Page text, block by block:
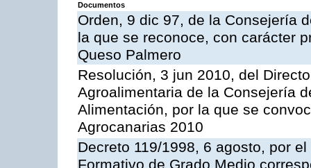
Documentos
Orden, 9 dic 97, de la Consejería
la que se reconoce, con carácter
Queso Palmero
Resolución, 3 jun 2010, del
Agroalimentaria de la Consejería
Alimentación, por la que se
Agrocanarias 2010
Decreto 119/1998, 6 agosto, por